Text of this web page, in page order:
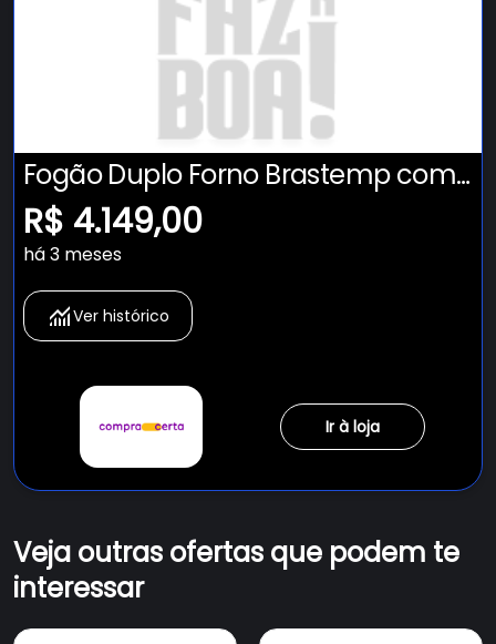
Fogão Duplo Forno Brastemp com
Tecnologia Air Fryer Pro - BFD5LAE
R$ 4.149,00
há 3 meses
Ver histórico
Ir à loja
Veja outras ofertas que podem te
interessar